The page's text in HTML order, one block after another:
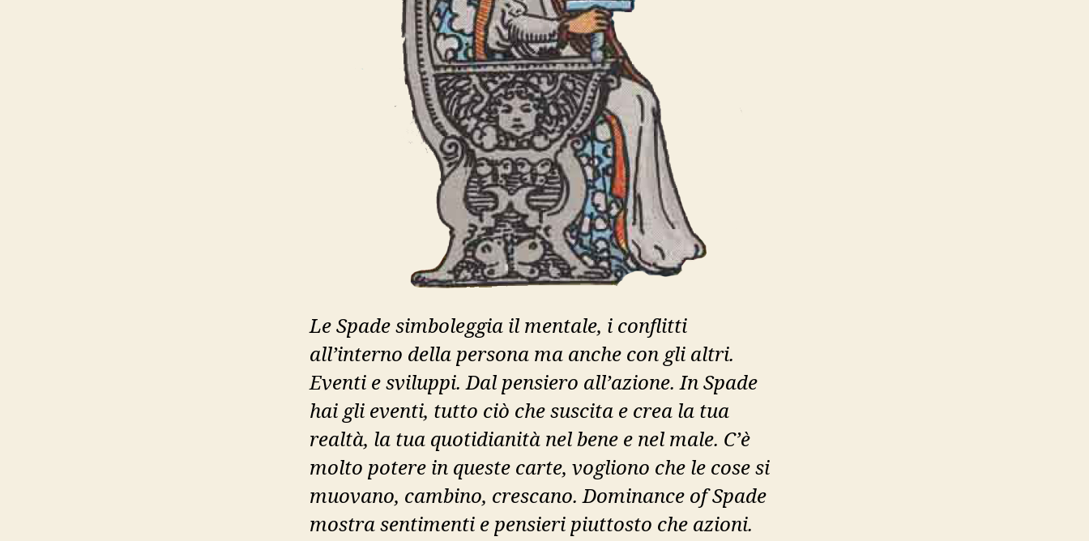
Le Spade simboleggia il mentale, i conflitti
all’interno della persona ma anche con gli altri.
Eventi e sviluppi. Dal pensiero all’azione. In Spade
hai gli eventi, tutto ciò che suscita e crea la tua
realtà, la tua quotidianità nel bene e nel male. C’è
molto potere in queste carte, vogliono che le cose si
muovano, cambino, crescano. Dominance of Spade
mostra sentimenti e pensieri piuttosto che azioni.